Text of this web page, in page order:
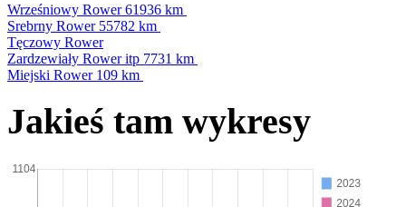
Wrześniowy Rower61936 km
Srebrny Rower 55782 km
Tęczowy Rower
Zardzewiały Rower itp 7731 km
Miejski Rower 109 km
Jakieś tam wykresy